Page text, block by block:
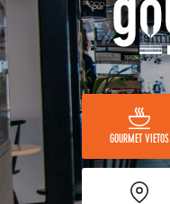
GOURMET VIETOS